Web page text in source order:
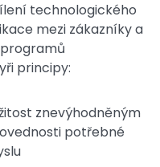
technologického
mezi zákazníky a
principy:
znevýhodněným
potřebné